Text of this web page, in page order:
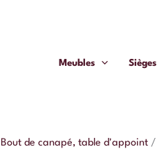
Meubles Sièges
Bout de canapé, table d'appoint /